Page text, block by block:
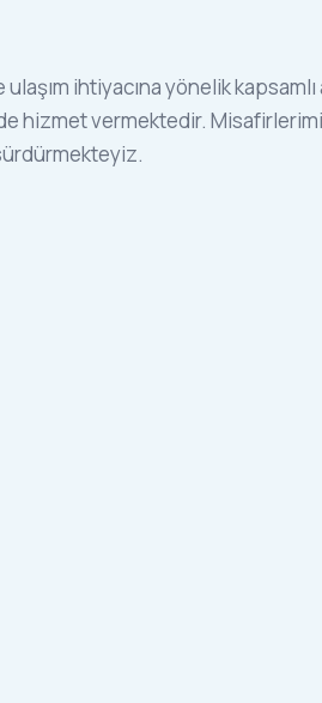
ihtiyacına yönelik
hizmet vermektedir.